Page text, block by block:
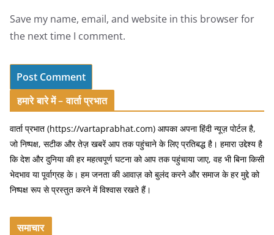
Save my name, email, and website in this browser for
the next time I comment.
हमारे बारे में – वार्ता प्रभात
वार्ता प्रभात (https://vartaprabhat.com) आपका अपना हिंदी न्यूज़ पोर्टल है,
जो निष्पक्ष, सटीक और तेज़ खबरें आप तक पहुंचाने के लिए प्रतिबद्ध है। हमारा उद्देश्य है
कि देश और दुनिया की हर महत्वपूर्ण घटना को आप तक पहुंचाया जाए, वह भी बिना किसी
भेदभाव या पूर्वाग्रह के। हम जनता की आवाज़ को बुलंद करने और समाज के हर मुद्दे को
निष्पक्ष रूप से प्रस्तुत करने में विश्वास रखते हैं।
समाचार